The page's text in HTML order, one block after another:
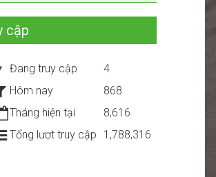
cập
Đang truy cập
4
Hôm nay
868
Tháng hiện tại
8,616
Tổng lượt truy cập
1,788,316